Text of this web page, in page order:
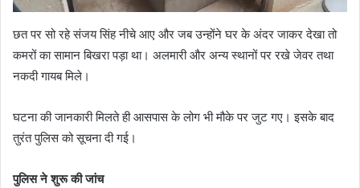
छत पर सो रहे संजय सिंह नीचे आए और जब उन्होंने घर के अंदर जाकर देखा तो
कमरों का सामान बिखरा पड़ा था। अलमारी और अन्य स्थानों पर रखे जेवर तथा
नकदी गायब मिले।
घटना की जानकारी मिलते ही आसपास के लोग भी मौके पर जुट गए। इसके बाद
तुरंत पुलिस को सूचना दी गई।
पुलिस ने शुरू की जांच